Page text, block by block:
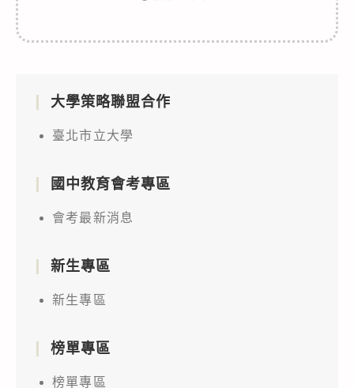
大學策略聯盟合作
臺北市立大學
國中教育會考專區
會考最新消息
新生專區
新生專區
榜單專區
榜單專區